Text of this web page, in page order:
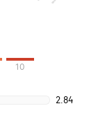
10
2.84